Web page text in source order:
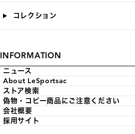
コレクション
INFORMATION
ニュース
About LeSportsac
ストア検索
偽物・コピー商品にご注意ください
会社概要
採用サイト